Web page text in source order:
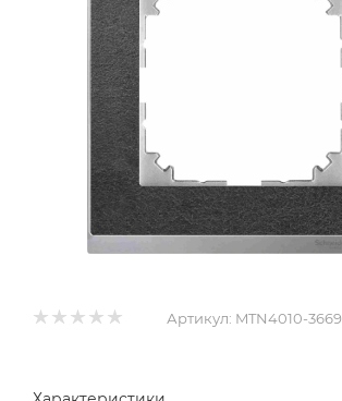
Артикул: MTN4010-3669